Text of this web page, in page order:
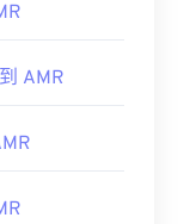
AMR